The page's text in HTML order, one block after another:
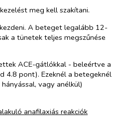
meg kell szakítani.
A beteget legalább 12-
a tünetek teljes megszűnése
ACE-gátlókkal - beleértve a
4.8 pont). Ezeknél a betegeknél
vagy anélkül)
anafilaxiás reakciók